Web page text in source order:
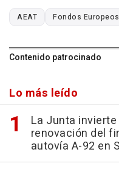
AEAT Fondos Europeos
Contenido patrocinado
Lo más leído
La Junta
renovación del
autovía A-92 en